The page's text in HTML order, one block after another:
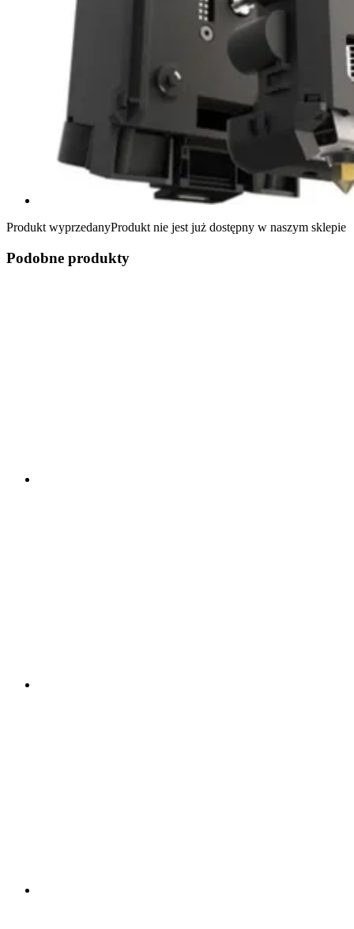
Produkt wyprzedanyProdukt nie jest już dostępny w naszym sklepie
Podobne produkty